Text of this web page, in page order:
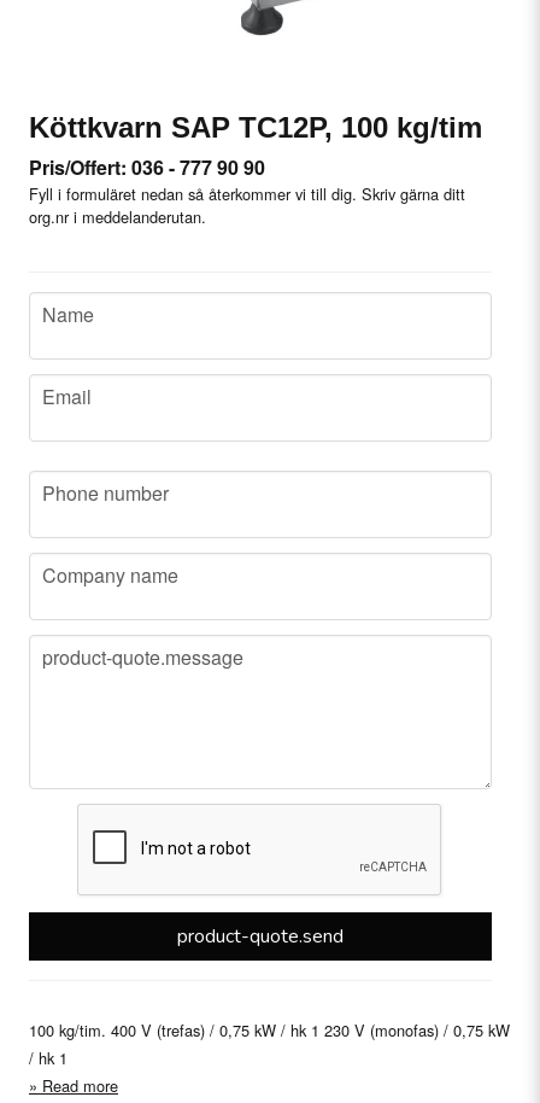
Köttkvarn SAP TC12P, 100 kg/tim
Pris/Offert: 036 - 777 90 90
Fyll i formuläret nedan så återkommer vi till dig. Skriv gärna ditt
org.nr i meddelanderutan.
name
Name
email
Email
phone
Phone number
company
Company name
message
product-quote.message
product-quote.send
100 kg/tim. 400 V (trefas) / 0,75 kW / hk 1 230 V (monofas) / 0,75 kW
/ hk 1
Read more